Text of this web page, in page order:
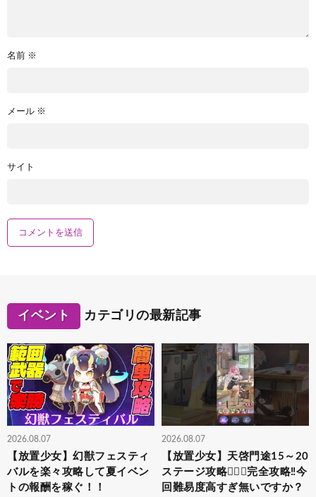
名前 ※
メール ※
サイト
イベント カテゴリの最新記事
2026.08.07
【放置少女】幻獣フェスティ
バルを楽々攻略して夏イベン
トの報酬を稼ぐ！！
2026.08.07
【放置少女】天啓門途15～20
ステージ攻略‎👍🏻🌟完全攻略‼️今
回難易度高すぎ無いですか？